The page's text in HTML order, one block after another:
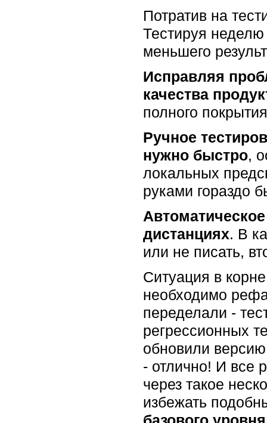
Потратив на
Тестируя
меньшего
Исправляя
качества
полного
Ручное
нужно быстро,
локальных
руками гораздо
дистанциях. В
или не писать,
Ситуация в
необходимо
переделали -
регрессионных
обновили
- отлично! И все
через такое
избежать